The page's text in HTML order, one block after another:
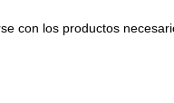
con los productos